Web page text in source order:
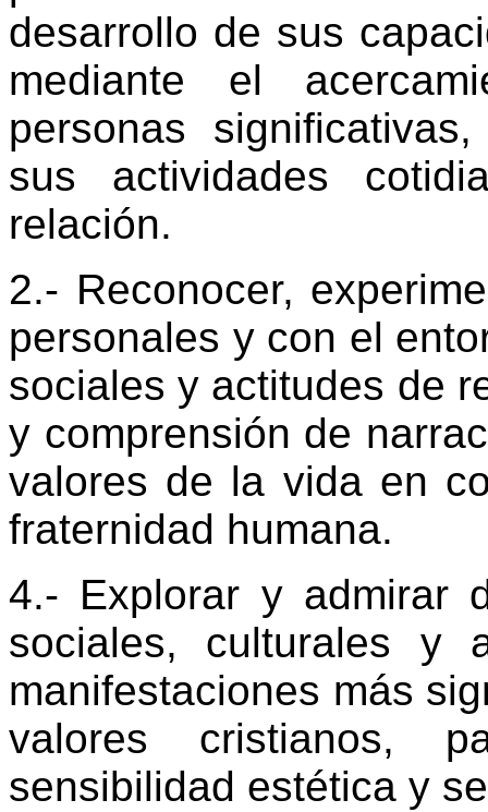
desarrollo de sus
mediante el
personas
sus actividades
relación.
2.- Reconocer,
personales y con el
sociales y actitudes de
y comprensión de
valores de la vida en
fraternidad humana.
4.- Explorar y admirar
sociales, culturales y
manifestaciones más
valores cristianos,
sensibilidad estética y